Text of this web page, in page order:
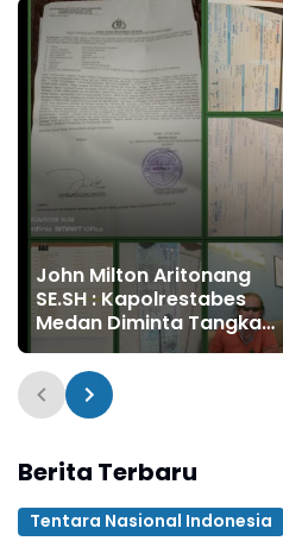
John Milton Aritonang
SE.SH : Kapolrestabes
Medan Diminta Tangkap
dan Tahan Ibu Jimmy
"Liong Khim"
Berita Terbaru
Tentara Nasional Indonesia